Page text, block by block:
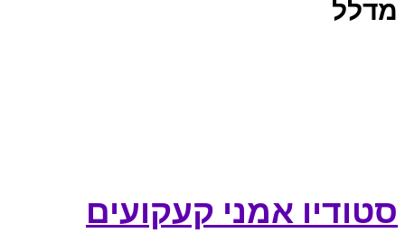
מדלל
סטודיו אמני קעקועים